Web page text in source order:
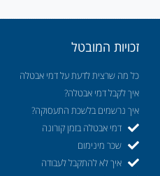
זכויות המובטל
כל מה שרצית לדעת על דמי אבטלה
איך לקבל דמי אבטלה?
איך נרשמים בלשכת התעסוקה?
דמי אבטלה בזמן קורונה
שכר מינימום
איך לא להתקבל לעבודה